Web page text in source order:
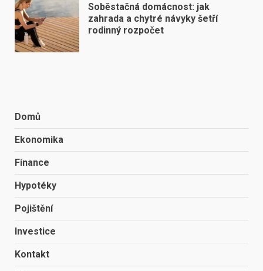
Soběstačná domácnost: jak
zahrada a chytré návyky šetří
rodinný rozpočet
Domů
Ekonomika
Finance
Hypotéky
Pojištění
Investice
Kontakt